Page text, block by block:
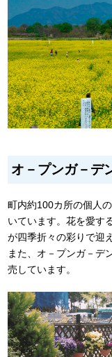
オ－プンガ－デ
町内約100カ所の個人
いています。花を愛す
が四季折々の彩りで迎
また、オ－プンガ－デ
売しています。